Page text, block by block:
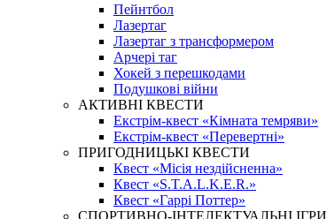
Пейнтбол
Лазертаг
Лазертаг з трансформером
Арчері таг
Хокей з перешкодами
Подушкові війни
АКТИВНІ КВЕСТИ
Екстрім-квест «Кімната темряви»
Екстрім-квест «Перевертні»
ПРИГОДНИЦЬКІ КВЕСТИ
Квест «Місія нездійсненна»
Квест «S.T.A.L.K.E.R.»
Квест «Гаррі Поттер»
СПОРТИВНО-ІНТЕЛЕКТУАЛЬНІ ІГРИ